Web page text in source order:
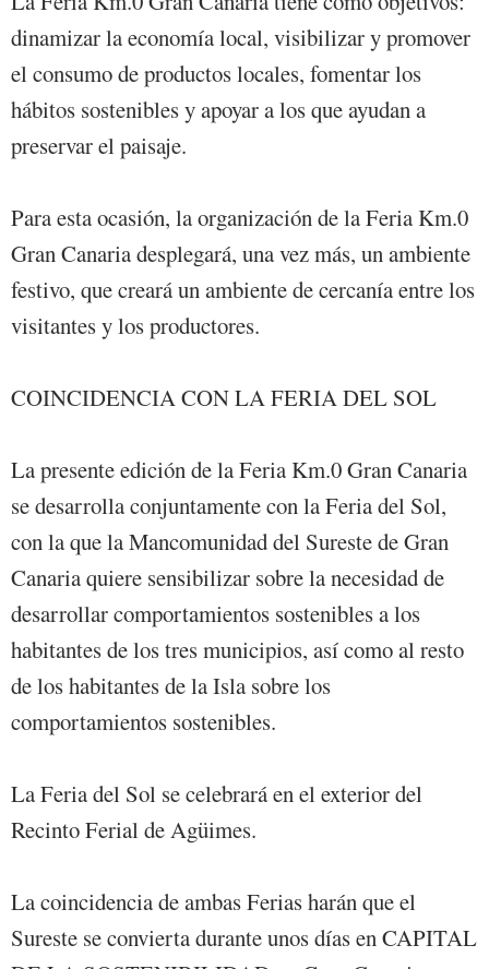
dinamizar la economía local, visibilizar y promover
el consumo de productos locales, fomentar los
hábitos sostenibles y apoyar a los que ayudan a
preservar el paisaje.
Para esta ocasión, la organización de la Feria Km.0
Gran Canaria desplegará, una vez más, un ambiente
festivo, que creará un ambiente de cercanía entre los
visitantes y los productores.
COINCIDENCIA CON LA FERIA DEL SOL
La presente edición de la Feria Km.0 Gran Canaria
se desarrolla conjuntamente con la Feria del Sol,
con la que la Mancomunidad del Sureste de Gran
Canaria quiere sensibilizar sobre la necesidad de
desarrollar comportamientos sostenibles a los
habitantes de los tres municipios, así como al resto
de los habitantes de la Isla sobre los
comportamientos sostenibles.
La Feria del Sol se celebrará en el exterior del
Recinto Ferial de Agüimes.
La coincidencia de ambas Ferias harán que el
Sureste se convierta durante unos días en CAPITAL